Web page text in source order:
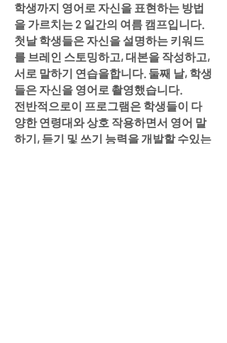
학생까지 영어로 자신을 표현하는 방법
을 가르치는 2 일간의 여름 캠프입니다.
첫날 학생들은 자신을 설명하는 키워드
를 브레인 스토밍하고, 대본을 작성하고,
서로 말하기 연습을합니다. 둘째 날, 학생
들은 자신을 영어로 촬영했습니다.
전반적으로이 프로그램은 학생들이 다
양한 연령대와 상호 작용하면서 영어 말
하기, 듣기 및 쓰기 능력을 개발할 수있는